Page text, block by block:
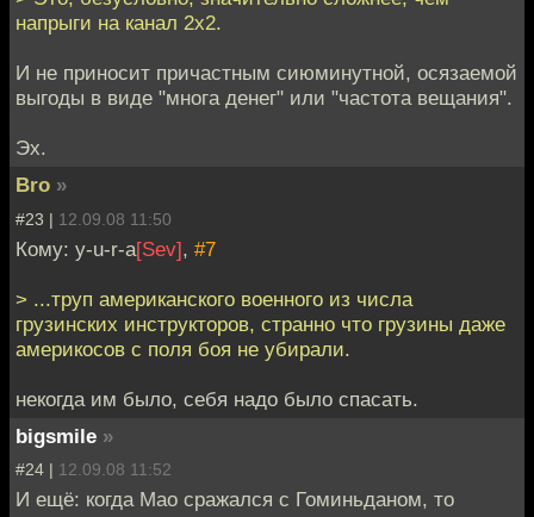
напрыги на канал 2х2.
И не приносит причастным сиюминутной, осязаемой
выгоды в виде "многа денег" или "частота вещания".
Эх.
Bro »
#23 | 12.09.08 11:50
Кому: y-u-r-a[Sev], #7
> ...труп американского военного из числа
грузинских инструкторов, странно что грузины даже
америкосов с поля боя не убирали.
некогда им было, себя надо было спасать.
bigsmile »
#24 | 12.09.08 11:52
И ещё: когда Мао сражался с Гоминьданом, то